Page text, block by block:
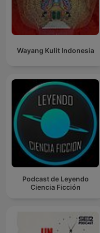
Wayang Kulit Indonesia
Podcast de Leyendo
Ciencia Ficción